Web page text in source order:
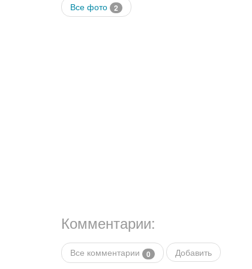
Все фото 2
Комментарии:
Все комментарии 0 Добавить